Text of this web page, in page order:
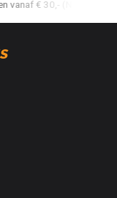
€ 2,95 (NL)